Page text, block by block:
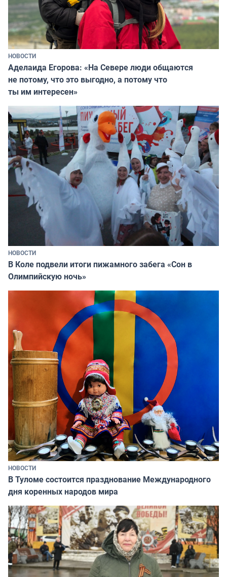
НОВОСТИ
Аделаида Егорова: «На Севере люди общаются
не потому, что это выгодно, а потому что
ты им интересен»
НОВОСТИ
В Коле подвели итоги пижамного забега «Сон в
Олимпийскую ночь»
НОВОСТИ
В Туломе состоится празднование Международного
дня коренных народов мира